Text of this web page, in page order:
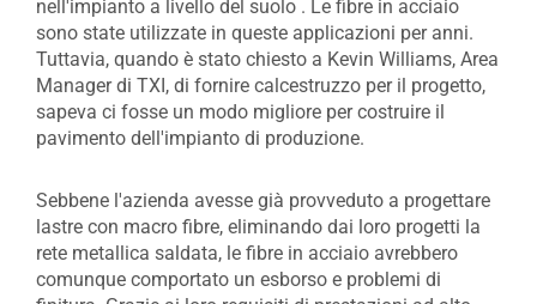
nell'impianto a livello del suolo . Le fibre in acciaio
sono state utilizzate in queste applicazioni per anni.
Tuttavia, quando è stato chiesto a Kevin Williams, Area
Manager di TXI, di fornire calcestruzzo per il progetto,
sapeva ci fosse un modo migliore per costruire il
pavimento dell'impianto di produzione.
Sebbene l'azienda avesse già provveduto a progettare
lastre con macro fibre, eliminando dai loro progetti la
rete metallica saldata, le fibre in acciaio avrebbero
comunque comportato un esborso e problemi di